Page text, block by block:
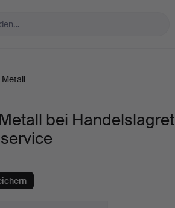
Metall
bei Handelslagret